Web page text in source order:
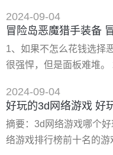
捏史莱姆，并且还有各种
样，为你一个丰富的功能
欢迎下载！ teasear安卓
2024-09-04
冒险岛恶魔猎手装备
1、如果不怎么花钱选择
很强悍，但是面板难堆
年7月24日在中国大陆正
故事以被“黑暗力量”不断
景，勇士们组成了联盟，
设有五大职业体系和七大
2024-09-04
好玩的3d网络游戏 好
摘要：3d网络游戏哪个
络游戏排行榜前十名的